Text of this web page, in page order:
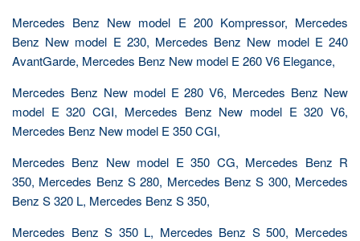
Mercedes Benz New model E 200 Kompressor, Mercedes
Benz New model E 230, Mercedes Benz New model E 240
AvantGarde, Mercedes Benz New model E 260 V6 Elegance,
Mercedes Benz New model E 280 V6, Mercedes Benz New
model E 320 CGI, Mercedes Benz New model E 320 V6,
Mercedes Benz New model E 350 CGI,
Mercedes Benz New model E 350 CG, Mercedes Benz R
350, Mercedes Benz S 280, Mercedes Benz S 300, Mercedes
Benz S 320 L, Mercedes Benz S 350,
Mercedes Benz S 350 L, Mercedes Benz S 500, Mercedes